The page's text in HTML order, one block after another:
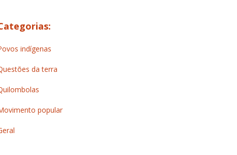
indígenas
da terra
popular